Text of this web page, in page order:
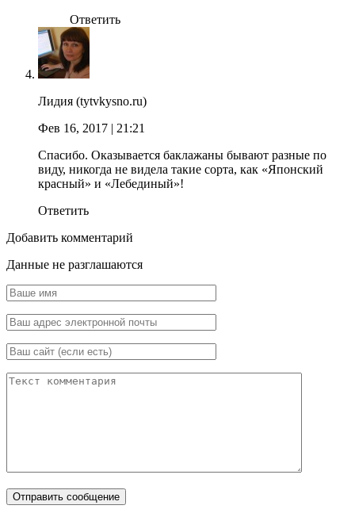
Ответить
Лидия (tytvkysno.ru)
Фев 16, 2017 | 21:21
Спасибо. Оказывается баклажаны бывают разные по
виду, никогда не видела такие сорта, как «Японский
красный» и «Лебединый»!
Ответить
Добавить комментарий
Данные не разглашаются